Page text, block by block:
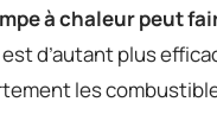
à chaleur peut
d’autant plus
les